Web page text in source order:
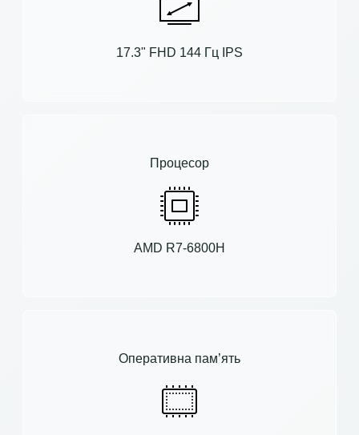
17.3" FHD 144 Гц IPS
Процесор
AMD R7-6800H
Оперативна пам’ять